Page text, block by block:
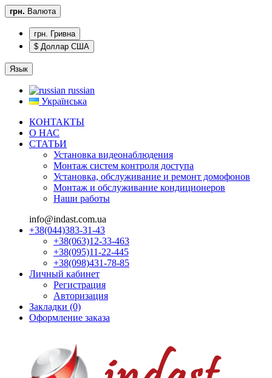
грн. Валюта
грн. Гривна
$ Доллар США
Язык
russian
Українська
КОНТАКТЫ
О НАС
CТАТЬИ
Установка видеонаблюдения
Монтаж систем контроля доступа
Установка, обслуживание и ремонт домофонов
Монтаж и обслуживание кондиционеров
Наши работы
info@indast.com.ua
+38(044)383-31-43
+38(063)12-33-463
+38(095)11-22-445
+38(098)431-78-85
Личный кабинет
Регистрация
Авторизация
Закладки (0)
Оформление заказа